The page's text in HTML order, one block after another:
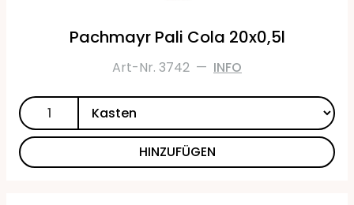
Pachmayr Pali Cola 20x0,5l
Art-Nr. 3742 — INFO
HINZUFÜGEN